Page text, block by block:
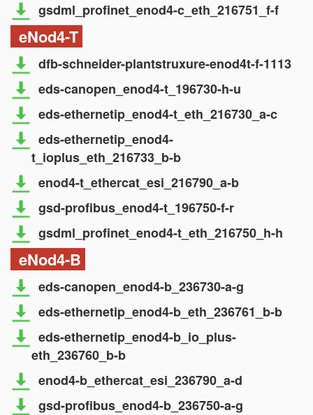
gsdml_profinet_enod4-c_eth_216751_f-f
eNod4-T
dfb-schneider-plantstruxure-enod4t-f-1113
eds-canopen_enod4-t_196730-h-u
eds-ethernetip_enod4-t_eth_216730_a-c
eds-ethernetip_enod4-
t_ioplus_eth_216733_b-b
enod4-t_ethercat_esi_216790_a-b
gsd-profibus_enod4-t_196750-f-r
gsdml_profinet_enod4-t_eth_216750_h-h
eNod4-B
eds-canopen_enod4-b_236730-a-g
eds-ethernetip_enod4-b_eth_236761_b-b
eds-ethernetip_enod4-b_io_plus-
eth_236760_b-b
enod4-b_ethercat_esi_236790_a-d
gsd-profibus_enod4-b_236750-a-g